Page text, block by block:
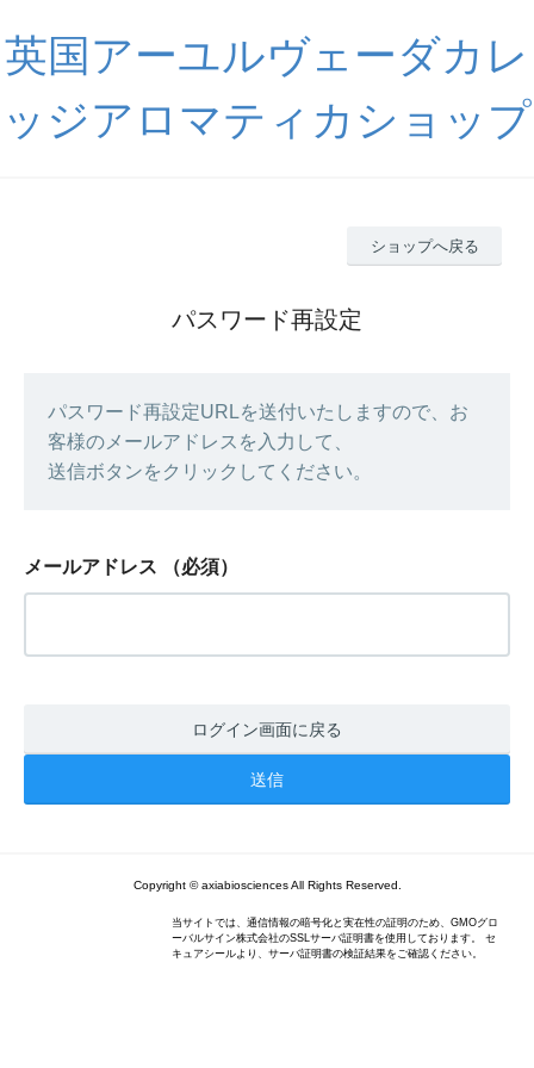
英国アーユルヴェーダカレ
ッジアロマティカショップ
ショップへ戻る
パスワード再設定
パスワード再設定URLを送付いたしますので、お
客様のメールアドレスを入力して、
送信ボタンをクリックしてください。
メールアドレス （必須）
ログイン画面に戻る
Copyright © axiabiosciences All Rights Reserved.
当サイトでは、通信情報の暗号化と実在性の証明のため、GMOグロ
ーバルサイン株式会社のSSLサーバ証明書を使用しております。 セ
キュアシールより、サーバ証明書の検証結果をご確認ください。